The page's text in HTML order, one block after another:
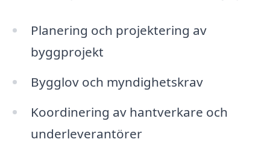
Planering och projektering av
byggprojekt
Bygglov och myndighetskrav
Koordinering av hantverkare och
underleverantörer